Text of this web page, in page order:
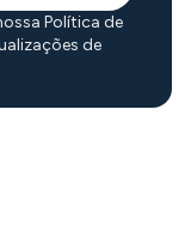
Política de
de